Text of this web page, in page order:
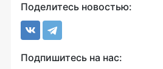
Поделитесь новостью:
Подпишитесь на нас: